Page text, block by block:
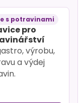
s potravinami
pro
výrobu,
a výdej